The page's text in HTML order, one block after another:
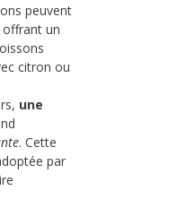
peuvent
offrant un
citron ou
une
. Cette
par